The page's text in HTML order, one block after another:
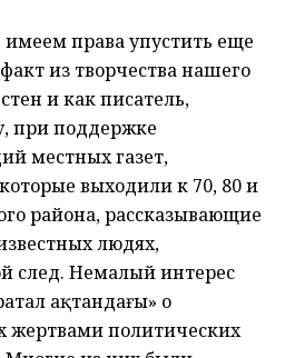
права упустить еще
из творчества нашего
и как писатель,
при поддержке
местных газет,
выходили к 70, 80 и
района, рассказывающие
людях,
след. Немалый интерес
ақтандағы» о
жертвами политических